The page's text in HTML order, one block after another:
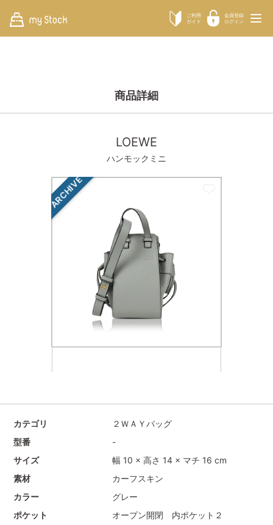
ご利用
ガイド
会員登録
ログイン
商品詳細
LOEWE
ハンモックミニ
ARCHIVE
カテゴリ
２ＷＡＹバッグ
型番
-
サイズ
幅 10 × 高さ 14 × マチ 16 cm
素材
カーフスキン
カラー
グレー
ポケット
オープン開閉 内ポケット２